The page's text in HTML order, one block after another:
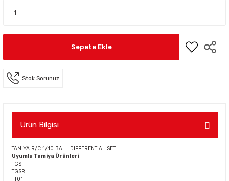
Sepete Ekle
Stok Sorunuz
Ürün Bilgisi
TAMIYA R/C 1/10 BALL DIFFERENTIAL SET
Uyumlu Tamiya Ürünleri
TGS
TGSR
TT01